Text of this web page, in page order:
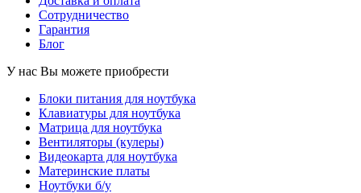
Сотрудничество
Гарантия
Блог
У нас Вы можете приобрести
Блоки питания для ноутбука
Клавиатуры для ноутбука
Матрица для ноутбука
Вентиляторы (кулеры)
Видеокарта для ноутбука
Материнские платы
Ноутбуки б/у